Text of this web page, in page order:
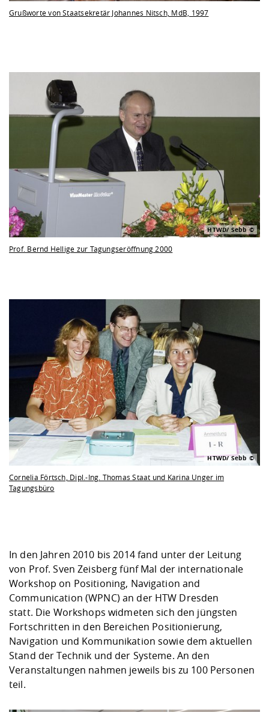
Grußworte von Staatsekretär Johannes Nitsch, MdB, 1997
HTWD/ Sebb
Prof. Bernd Hellige zur Tagungseröffnung 2000
HTWD/ Sebb
Cornelia Förtsch, Dipl.-Ing. Thomas Staat und Karina Unger im
Tagungsbüro
In den Jahren 2010 bis 2014 fand unter der Leitung
von Prof. Sven Zeisberg fünf Mal der internationale
Workshop on Positioning, Navigation and
Communication (WPNC) an der HTW Dresden
statt. Die Workshops widmeten sich den jüngsten
Fortschritten in den Bereichen Positionierung,
Navigation und Kommunikation sowie dem aktuellen
Stand der Technik und der Systeme. An den
Veranstaltungen nahmen jeweils bis zu 100 Personen
teil.